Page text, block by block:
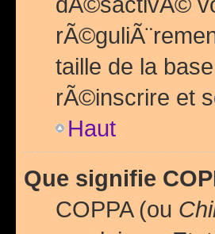
taille de la
rÃ©inscrire et
Haut
Que signifie
COPPA (ou